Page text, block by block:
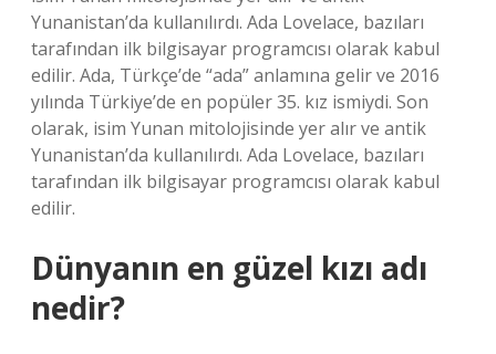
Yunanistan’da kullanılırdı. Ada Lovelace, bazıları
tarafından ilk bilgisayar programcısı olarak kabul
edilir. Ada, Türkçe’de “ada” anlamına gelir ve 2016
yılında Türkiye’de en popüler 35. kız ismiydi. Son
olarak, isim Yunan mitolojisinde yer alır ve antik
Yunanistan’da kullanılırdı. Ada Lovelace, bazıları
tarafından ilk bilgisayar programcısı olarak kabul
edilir.
Dünyanın en güzel kızı adı
nedir?